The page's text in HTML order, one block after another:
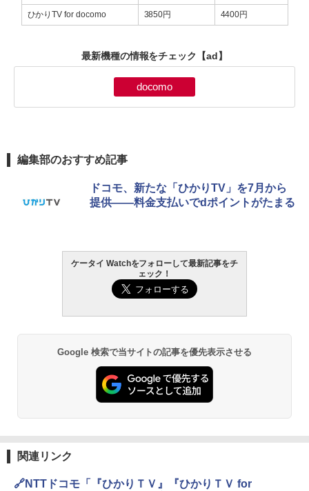
ひかりTV for docomo 3850円 4400円
最新機種の情報をチェック 【ad】
docomo
編集部のおすすめ記事
ドコモ、新たな「ひかりTV」を7月から
提供――料金支払いでdポイントがたまる
ケータイ Watchをフォローして最新記事をチ
ェック！
Google 検索で当サイトの記事を優先表示させる
関連リンク
🔗NTTドコモ「『ひかりＴＶ』『ひかりＴＶ for